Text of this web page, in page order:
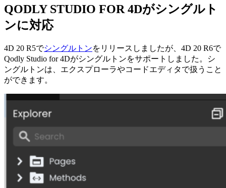
QODLY STUDIO FOR 4Dがシングルト
ンに対応
4D 20 R5でシングルトンをリリースしましたが、4D 20 R6で
Qodly Studio for 4Dがシングルトンをサポートしました。シ
ングルトンは、エクスプローラやコードエディタで扱うこと
ができます。